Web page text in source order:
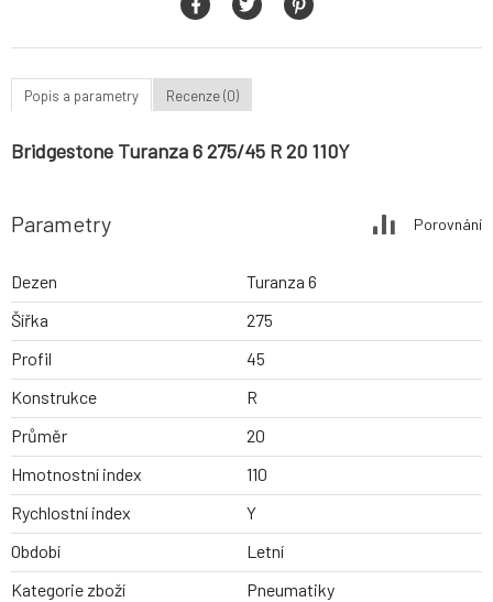
Popis a parametry Recenze (0)
Bridgestone Turanza 6 275/45 R 20 110Y
Parametry Porovnání
Dezen
Turanza 6
Šířka
275
Profil
45
Konstrukce
R
Průměr
20
Hmotnostní index
110
Rychlostní index
Y
Období
Letní
Kategorie zboží
Pneumatiky